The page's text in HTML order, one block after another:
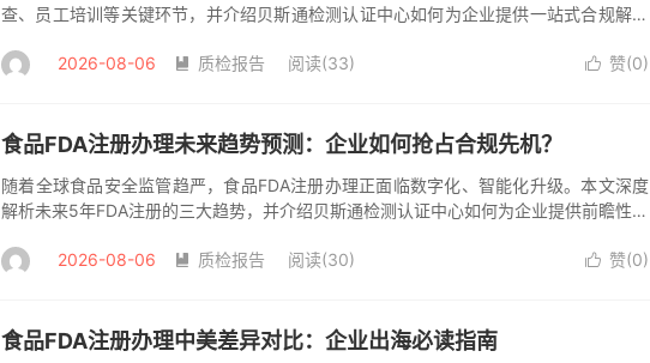
查、员工培训等关键环节，并介绍贝斯通检测认证中心如何为企业提供一站式合规解决
进...
 赞(0)
2026-08-06  质检报告 阅读(33)
食品FDA注册办理未来趋势预测：企业如何抢占合规先机？
随着全球食品安全监管趋严，食品FDA注册办理正面临数字化、智能化升级。本文深度
解析未来5年FDA注册的三大趋势，并介绍贝斯通检测认证中心如何为企业提供前瞻性合
FDA...
 赞(0)
2026-08-06  质检报告 阅读(30)
食品FDA注册办理中美差异对比：企业出海必读指南